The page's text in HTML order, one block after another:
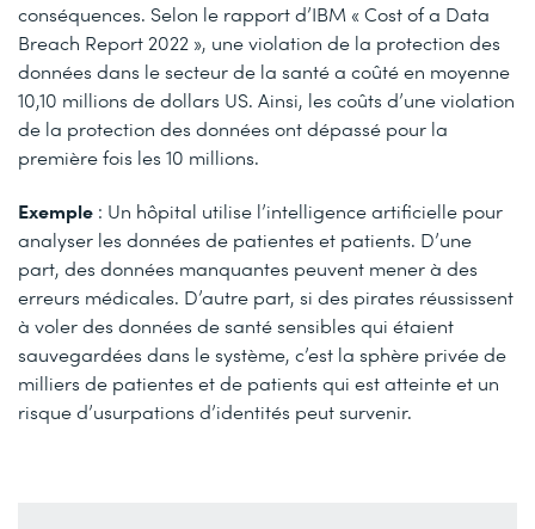
conséquences. Selon le rapport d’IBM « Cost of a Data
Breach Report 2022 », une violation de la protection des
données dans le secteur de la santé a coûté en moyenne
10,10 millions de dollars US. Ainsi, les coûts d’une violation
de la protection des données ont dépassé pour la
première fois les 10 millions.
Exemple : Un hôpital utilise l’intelligence artificielle pour
analyser les données de patientes et patients. D’une
part, des données manquantes peuvent mener à des
erreurs médicales. D’autre part, si des pirates réussissent
à voler des données de santé sensibles qui étaient
sauvegardées dans le système, c’est la sphère privée de
milliers de patientes et de patients qui est atteinte et un
risque d’usurpations d’identités peut survenir.